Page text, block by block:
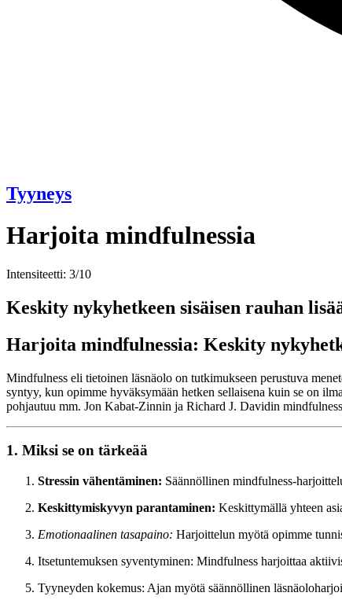
Tyyneys
Harjoita mindfulnessia
Intensiteetti: 3/10
Keskity nykyhetkeen sisäisen rauhan
Harjoita mindfulnessia: Keskity
Mindfulness eli tietoinen läsnäolo on tutkimukseen perustuva
syntyy, kun opimme hyväksymään hetken sellaisena kuin se on
pohjautuu mm. Jon Kabat-Zinnin ja Richard J. Davidin
1. Miksi se on tärkeää
Stressin vähentäminen: Säännöllinen mindfulness-
Keskittymiskyvyn parantaminen: Keskittymällä yhteen
Emotionaalinen tasapaino: Harjoittelun myötä opimme
Itsetuntemuksen syventyminen: Mindfulness harjoittaa
Tyyneyden kokemus: Ajan myötä säännöllinen